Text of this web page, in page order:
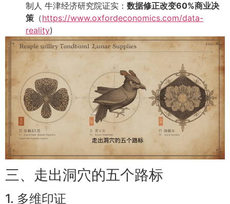
制人 牛津经济研究院证实： 数据修正改变60%商业决
策 （https://www.oxfordeconomics.com/data-
reality)
三、走出洞穴的五个路标
1. 多维印证